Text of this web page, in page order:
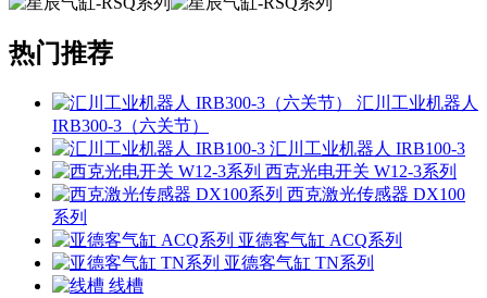
热门推荐
汇川工业机器人
IRB300-3（六关节）
汇川工业机器人 IRB100-3
西克光电开关 W12-3系列
西克激光传感器 DX100
系列
亚德客气缸 ACQ系列
亚德客气缸 TN系列
线槽